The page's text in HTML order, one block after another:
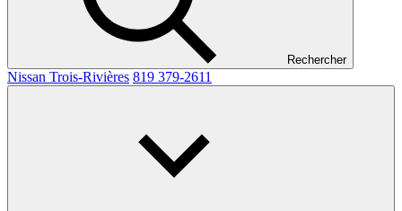
Rechercher
Nissan Trois-Rivières 819 379-2611